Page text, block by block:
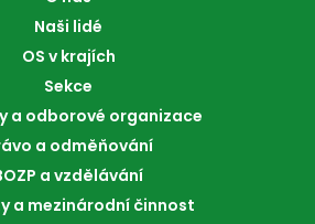
Naši lidé
OS v krajích
Sekce
a odborové organizace
a odměňování
a vzdělávání
a mezinárodní činnost